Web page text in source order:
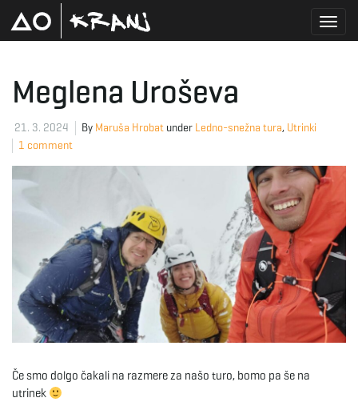
g
g
l
Meglena Uroševa
21. 3. 2024 By Maruša Hrobat under Ledno-snežna tura, Utrinki
1 comment
Če smo dolgo čakali na razmere za našo turo, bomo pa še na
utrinek